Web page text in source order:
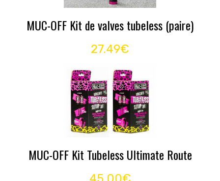
MUC-OFF Kit de valves tubeless (paire)
27.49€
MUC-OFF Kit Tubeless Ultimate Route